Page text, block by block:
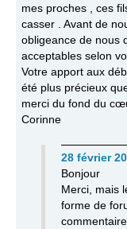
mes proches , ces
casser . Avant de
obligeance de nous
acceptables selon
Votre apport aux
été plus précieux
merci du fond du
Corinne
28 février
Bonjour
Merci, mais
forme de